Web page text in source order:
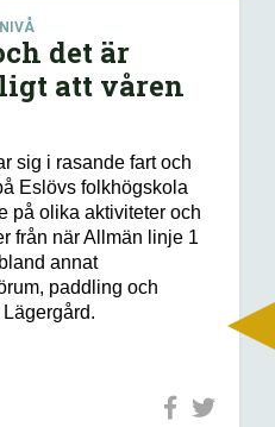
det är
att våren
sig i rasande fart och
Eslövs folkhögskola
på olika aktiviteter och
från när Allmän linje 1
annat
paddling och